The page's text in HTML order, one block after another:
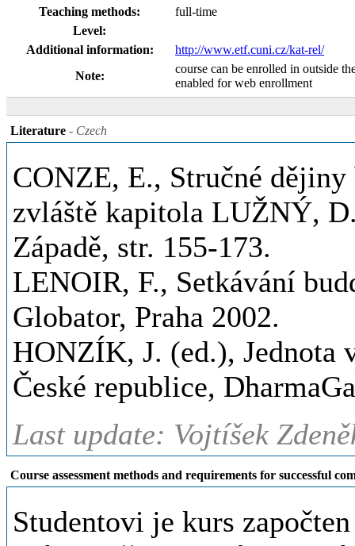
Teaching methods:
full-time
Level:
Additional information:
http://www.etf.cuni.cz/kat-rel/
Note:
course can be enrolled in outside
enabled for web enrollment
Literature - Czech
CONZE, E., Stručné
zvláště kapitola LUŽNÝ,
Západě, str. 155-173.
LENOIR, F., Setkávání
Globator, Praha 2002.
HONZÍK, J. (ed.), Jednota
České republice,
Last update: Vojtíšek
Course assessment methods and requirements for successful
Studentovi je kurs